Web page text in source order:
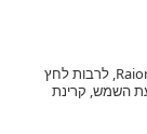
תחזית מזג האוויר בקהול, ל- 10 ימים הקרובים בRaionul Cahul, לרבות לחץ
השמש, קרינת